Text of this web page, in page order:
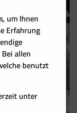
um Ihnen
Erfahrung
allen
benutzt
unter